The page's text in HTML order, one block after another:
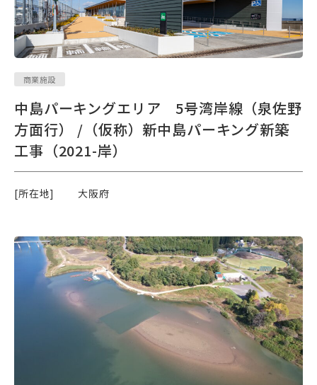
商業施設
中島パーキングエリア 5号湾岸線（泉佐野
方面行） /（仮称）新中島パーキング新築
工事（2021-岸）
[所在地] 大阪府